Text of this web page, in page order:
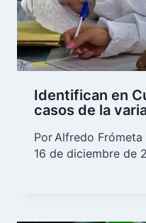
Identifican en
casos de la
PorAlfredo Frómeta
16 de diciembre de